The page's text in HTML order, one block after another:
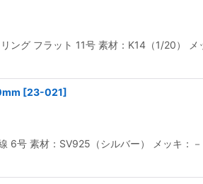
ング フラット 11号 素材：K14（1/20）
[23-021]
6号 素材：SV925（シルバー） メッキ：